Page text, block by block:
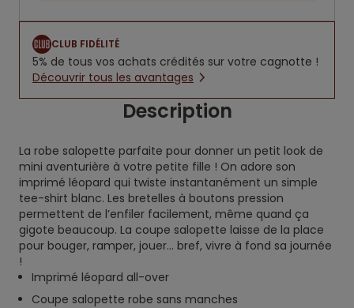
CLUB FIDÉLITÉ
5% de tous vos achats crédités sur votre cagnotte !
Découvrir tous les avantages
Description
La robe salopette parfaite pour donner un petit look de
mini aventurière à votre petite fille ! On adore son
imprimé léopard qui twiste instantanément un simple
tee-shirt blanc. Les bretelles à boutons pression
permettent de l’enfiler facilement, même quand ça
gigote beaucoup. La coupe salopette laisse de la place
pour bouger, ramper, jouer… bref, vivre à fond sa journée
!
Imprimé léopard all-over
Coupe salopette robe sans manches